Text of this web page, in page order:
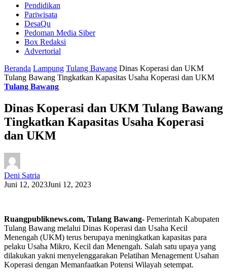
Pendidikan
Pariwisata
DesaQu
Pedoman Media Siber
Box Redaksi
Advertorial
Beranda Lampung Tulang Bawang Dinas Koperasi dan UKM
Tulang Bawang Tingkatkan Kapasitas Usaha Koperasi dan UKM
Tulang Bawang
Dinas Koperasi dan UKM Tulang Bawang
Tingkatkan Kapasitas Usaha Koperasi
dan UKM
Deni Satria
Juni 12, 2023Juni 12, 2023
Ruangpubliknews.com, Tulang Bawang- Pemerintah Kabupaten
Tulang Bawang melalui Dinas Koperasi dan Usaha Kecil
Menengah (UKM) terus berupaya meningkatkan kapasitas para
pelaku Usaha Mikro, Kecil dan Menengah. Salah satu upaya yang
dilakukan yakni menyelenggarakan Pelatihan Menagement Usahan
Koperasi dengan Memanfaatkan Potensi Wilayah setempat.